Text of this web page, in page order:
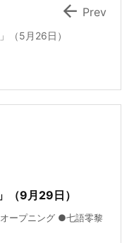
（5月26日）
 Prev
（9月29日）
ープニング ●七語零黎